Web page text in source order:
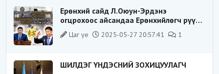
Ерөнхий сайд Л.Оюун-Эрдэнэ
огцрохоос айсандаа Ерөнхийлөгч рүү
буруугаа чиглүүлж эхлэв үү
Цаг үе 2025-05-27 20:57:41 1
ШИЛДЭГ ҮНДЭСНИЙ ЗОХИЦУУЛАГЧ